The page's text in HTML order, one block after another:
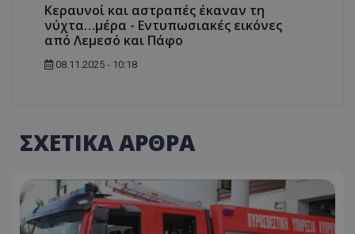
Κεραυνοί και αστραπές έκαναν τη
νύχτα…μέρα - Εντυπωσιακές εικόνες
από Λεμεσό και Πάφο
08.11.2025 - 10:18
ΣΧΕΤΙΚΑ ΑΡΘΡΑ